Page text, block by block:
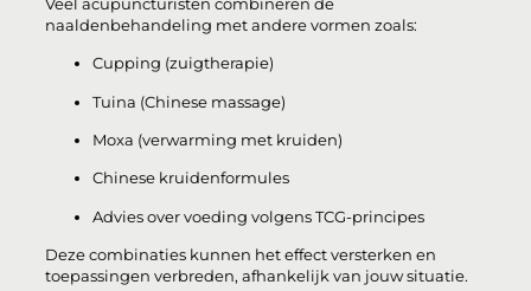
Veel acupuncturisten combineren de
naaldenbehandeling met andere vormen zoals:
Cupping (zuigtherapie)
Tuina (Chinese massage)
Moxa (verwarming met kruiden)
Chinese kruidenformules
Advies over voeding volgens TCG-principes
Deze combinaties kunnen het effect versterken en
toepassingen verbreden, afhankelijk van jouw situatie.